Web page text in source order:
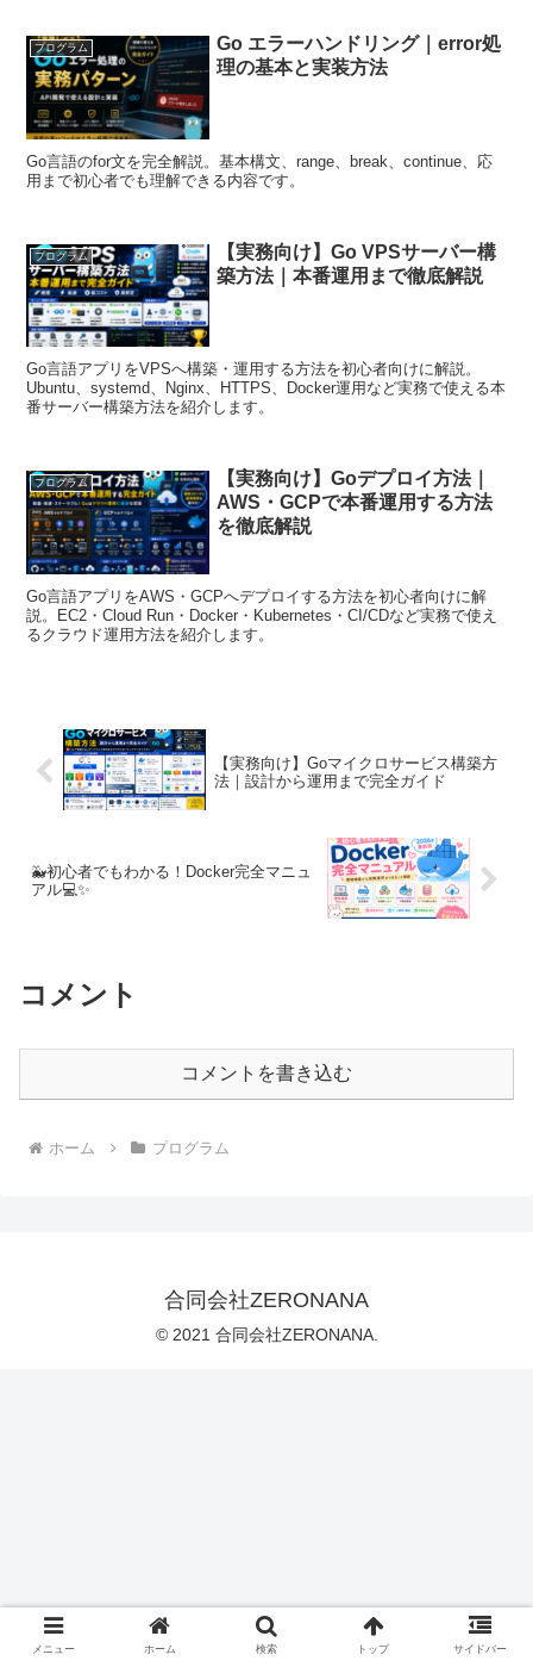
プログラム
Go エラーハンドリング｜error処
理の基本と実装方法
Go言語のfor文を完全解説。基本構文、range、break、continue、応
用まで初心者でも理解できる内容です。
プログラム
【実務向け】Go VPSサーバー構
築方法｜本番運用まで徹底解説
Go言語アプリをVPSへ構築・運用する方法を初心者向けに解説。
Ubuntu、systemd、Nginx、HTTPS、Docker運用など実務で使える本
番サーバー構築方法を紹介します。
プログラム
【実務向け】Goデプロイ方法｜
AWS・GCPで本番運用する方法
を徹底解説
Go言語アプリをAWS・GCPへデプロイする方法を初心者向けに解
説。EC2・Cloud Run・Docker・Kubernetes・CI/CDなど実務で使え
るクラウド運用方法を紹介します。
【実務向け】Goマイクロサービス構築方
法｜設計から運用まで完全ガイド
🐳初心者でもわかる！Docker完全マニュ
アル💻✨
コメント
コメントを書き込む
ホーム プログラム
合同会社ZERONANA
© 2021 合同会社ZERONANA.
メニュー ホーム 検索 トップ サイドバー